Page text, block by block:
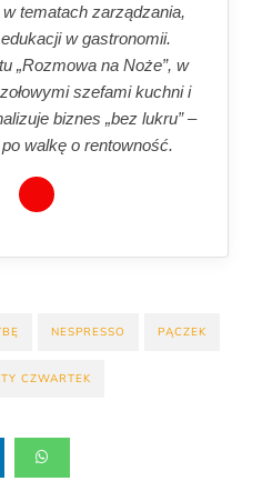
tematach zarządzania,
w gastronomii.
„Rozmowa na Noże”, w
szefami kuchni i
biznes „bez lukru” –
walkę o rentowność.
NESPRESSO PĄCZEK
CZWARTEK